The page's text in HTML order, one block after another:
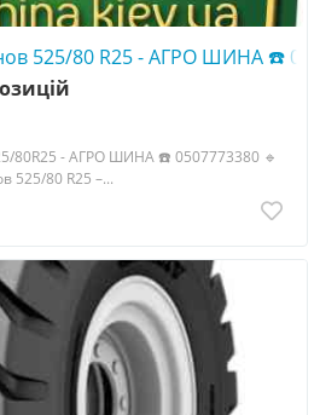
525/80 R25 - АГРО ШИНА ☎️
80R25 - АГРО ШИНА ☎️ 0507773380 🔹
525/80 R25 –...